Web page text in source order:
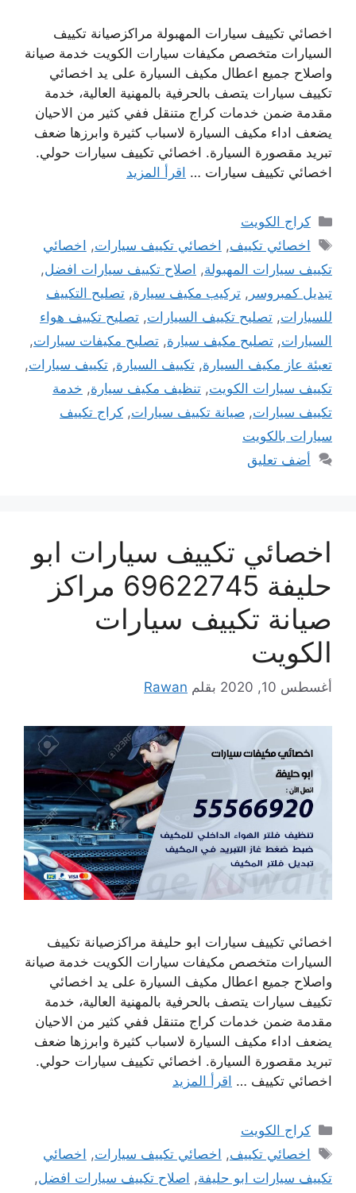
اخصائي تكييف سيارات المهبولة مراكزصيانة تكييف
السيارات متخصص مكيفات سيارات الكويت خدمة صيانة
واصلاح جميع اعطال مكيف السيارة على يد اخصائي
تكييف سيارات يتصف بالحرفية بالمهنية العالية، خدمة
مقدمة ضمن خدمات كراج متنقل ففي كثير من الاحيان
يضعف اداء مكيف السيارة لاسباب كثيرة وابرزها ضعف
تبريد مقصورة السيارة. اخصائي تكييف سيارات حولي.
اخصائي تكييف سيارات … اقرأ المزيد
التصنيفات
كراج الكويت
الوسوم
اخصائي تكييف, اخصائي تكييف سيارات, اخصائي
تكييف سيارات المهبولة, اصلاح تكييف سيارات افضل,
تبديل كمبروسر , تركيب مكيف سيارة, تصليح التكييف
للسيارات, تصليح تكييف السيارات, تصليح تكييف هواء
السيارات, تصليح مكيف سيارة, تصليح مكيفات سيارات,
تعبئة عاز مكيف السيارة, تكييف السيارة, تكييف سيارات,
تكييف سيارات الكويت, تنظيف مكيف سيارة, خدمة
تكييف سيارات, صيانة تكييف سيارات, كراج تكييف
سيارات بالكويت
أضف تعليق
اخصائي تكييف سيارات ابو
حليفة 69622745 مراكز
صيانة تكييف سيارات
الكويت
أغسطس 10, 2020 بقلم Rawan
اخصائي تكييف سيارات ابو حليفة مراكزصيانة تكييف
السيارات متخصص مكيفات سيارات الكويت خدمة صيانة
واصلاح جميع اعطال مكيف السيارة على يد اخصائي
تكييف سيارات يتصف بالحرفية بالمهنية العالية، خدمة
مقدمة ضمن خدمات كراج متنقل ففي كثير من الاحيان
يضعف اداء مكيف السيارة لاسباب كثيرة وابرزها ضعف
تبريد مقصورة السيارة. اخصائي تكييف سيارات حولي.
اخصائي تكييف … اقرأ المزيد
التصنيفات
كراج الكويت
الوسوم
اخصائي تكييف, اخصائي تكييف سيارات, اخصائي
تكييف سيارات ابو حليفة, اصلاح تكييف سيارات افضل,